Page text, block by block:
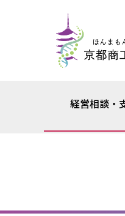
経営相談・